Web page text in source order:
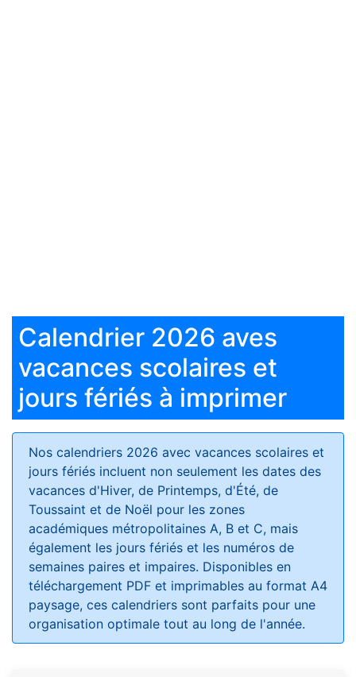
Calendrier 2026 aves
vacances scolaires et
jours fériés à imprimer
Nos calendriers 2026 avec vacances scolaires et
jours fériés incluent non seulement les dates des
vacances d'Hiver, de Printemps, d'Été, de
Toussaint et de Noël pour les zones
académiques métropolitaines A, B et C, mais
également les jours fériés et les numéros de
semaines paires et impaires. Disponibles en
téléchargement PDF et imprimables au format A4
paysage, ces calendriers sont parfaits pour une
organisation optimale tout au long de l'année.